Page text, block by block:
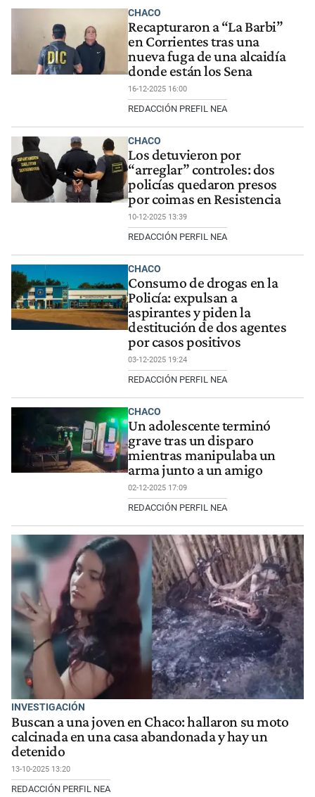
CHACO
Recapturaron a “La Barbi”
en Corrientes tras una
nueva fuga de una alcaidía
donde están los Sena
16-12-2025 16:00
REDACCIÓN PREFIL NEA
CHACO
Los detuvieron por
“arreglar” controles: dos
policías quedaron presos
por coimas en Resistencia
10-12-2025 13:39
REDACCIÓN PERFIL NEA
CHACO
Consumo de drogas en la
Policía: expulsan a
aspirantes y piden la
destitución de dos agentes
por casos positivos
03-12-2025 19:24
REDACCIÓN PERFIL NEA
CHACO
Un adolescente terminó
grave tras un disparo
mientras manipulaba un
arma junto a un amigo
02-12-2025 17:09
REDACCIÓN PERFIL NEA
INVESTIGACIÓN
Buscan a una joven en Chaco: hallaron su moto
calcinada en una casa abandonada y hay un
detenido
13-10-2025 13:20
REDACCIÓN PERFIL NEA